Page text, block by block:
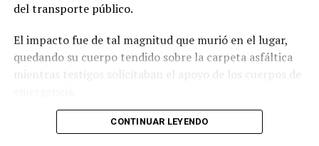
del transporte público.
El impacto fue de tal magnitud que murió en el lugar,
quedando su cuerpo tendido sobre la carpeta asfáltica
mientras testigos solicitaban el apoyo de los cuerpos de
CONTINUAR LEYENDO